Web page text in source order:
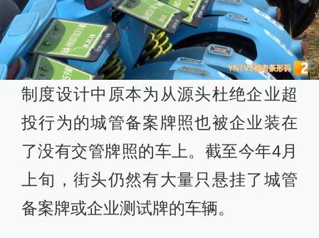
制度设计中原本为从源头杜绝企业超
投行为的城管备案牌照也被企业装在
了没有交管牌照的车上。截至今年4月
上旬，街头仍然有大量只悬挂了城管
备案牌或企业测试牌的车辆。